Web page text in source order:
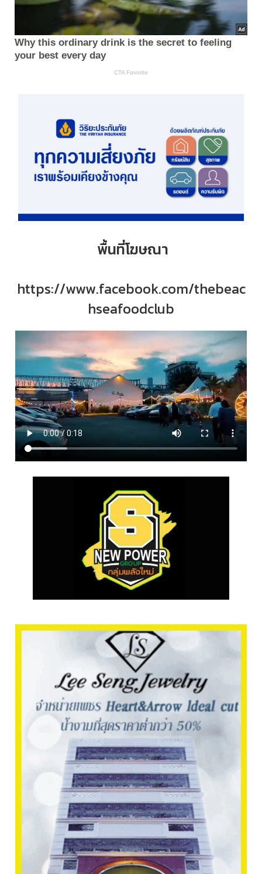
พื้นที่โฆษณา
https://www.facebook.com/thebeac
hseafoodclub